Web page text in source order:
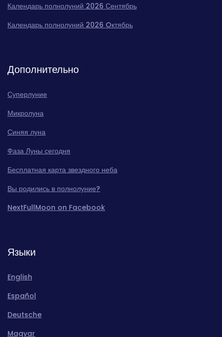
Календарь полнолуний 2026 Сентябрь
Календарь полнолуний 2026 Oктябрь
Дополнительно
Суперлуние
Микролуна
Синяя луна
Фаза Луны сегодня
Бесплатная карта звездного неба
Вы родились в полнолуние?
NextFullMoon on Facebook
Языки
English
Español
Deutsche
Magyar